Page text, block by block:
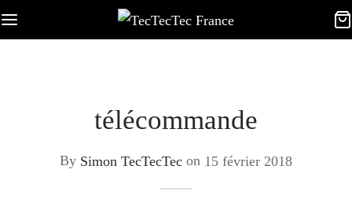
télécommande
By Simon TecTecTec on 15 février 2018